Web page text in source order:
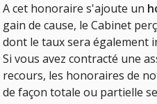
A cet honoraire s'ajoute un
gain de cause, le Cabinet
dont le taux sera également
Si vous avez contracté une
recours, les honoraires de
de façon totale ou partielle